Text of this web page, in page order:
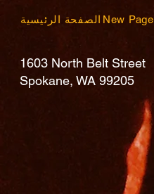
الصفحة الرئيسية New Page
1603 North Belt Street
Spokane, WA 99205